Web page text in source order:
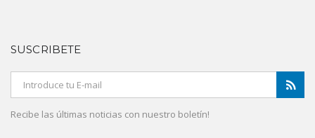
SUSCRIBETE
Recibe las últimas noticias con nuestro boletín!